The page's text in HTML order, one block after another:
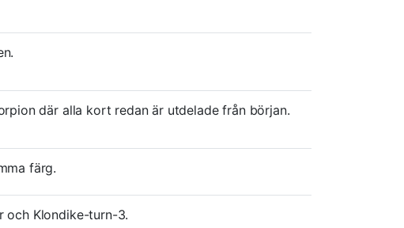
där alla kort redan är utdelade från början.
färg.
och Klondike-turn-3.